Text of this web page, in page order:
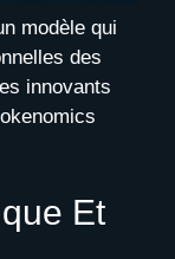
modèle qui
des
innovants
Et